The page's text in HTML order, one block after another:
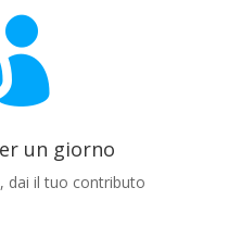
un giorno
dai il tuo contributo